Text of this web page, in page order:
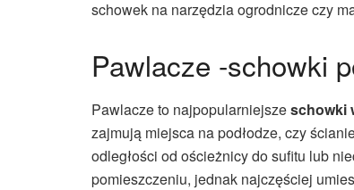
schowek na narzędzia ogrodnicze czy
Pawlacze -schowki
Pawlacze to najpopularniejszeschowki
zajmują miejsca na podłodze, czy
odległości od ościeżnicy do sufitu lub
pomieszczeniu, jednak najczęściej